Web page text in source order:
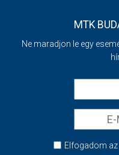
MTK
Ne maradjon le egy
Elfogadom az